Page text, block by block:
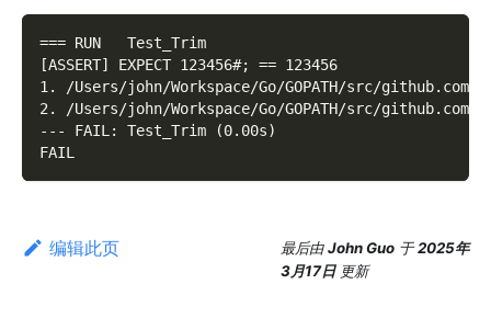
=== RUN   Test_Trim
[ASSERT] EXPECT 123456#; == 123456
1. /Users/john/Workspace/Go/GOPATH/src/
2. /Users/john/Workspace/Go/GOPATH/src/
--- FAIL: Test_Trim (0.00s)
FAIL
编辑此页 最后由John Guo 于2025年
3月17日 更新